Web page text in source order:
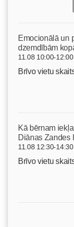
Emocionālā un
dzemdībām
11.08 10:00-12:00
Brīvo vietu
Kā bērnam
Diānas Zandes
11.08 12:30-14:30
Brīvo vietu